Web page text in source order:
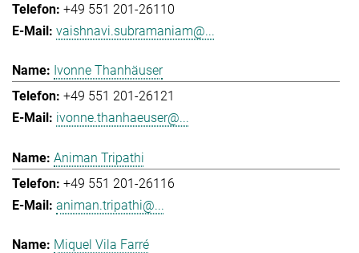
+49 551 201-26110
vaishnavi.subramaniam@...
Ivonne Thanhäuser
+49 551 201-26121
ivonne.thanhaeuser@...
Animan Tripathi
+49 551 201-26116
animan.tripathi@...
Miquel Vila Farré